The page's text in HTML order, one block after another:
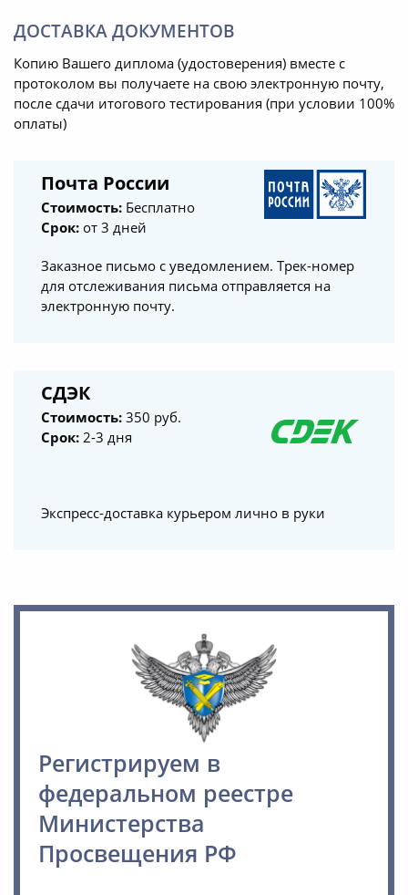
ДОСТАВКА ДОКУМЕНТОВ
Копию Вашего диплома (удостоверения) вместе с
протоколом вы получаете на свою электронную почту,
после сдачи итогового тестирования (при условии 100%
оплаты)
Почта России
Стоимость: Бесплатно
Срок: от 3 дней
Заказное письмо с уведомлением. Трек-номер
для отслеживания письма отправляется на
электронную почту.
СДЭК
Стоимость: 350 руб.
Срок: 2-3 дня
Экспресс-доставка курьером лично в руки
Регистрируем в
федеральном реестре
Министерства
Просвещения РФ